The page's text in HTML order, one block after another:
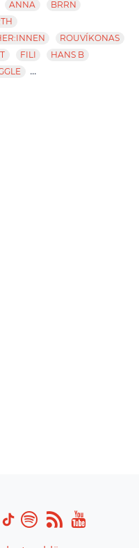
ANNA
BRRN
ROUVÍKONAS
FILI
HANS B
...